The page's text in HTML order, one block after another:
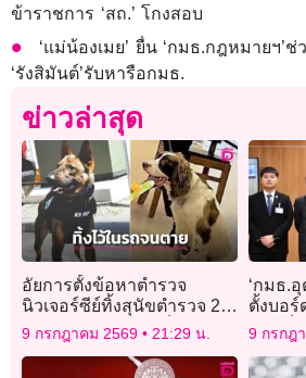
ข้าราชการ ‘สถ.’ โกงสอบ
‘แม่น้องเมย’ ยื่น ‘กมธ.กฎหมายฯ’
‘รังสิมันต์’รับหารือกมธ.
ข่าวล่าสุด
อัยการตั้งข้อหาตำรวจ
นิวเจอร์ซีย์ทิ้งสุนัขตำรวจ 2
ตัวทนร้อนในรถปิดล็อกนาน
7 ชั่วโมงจนดับอนาถ
9 กรกฎาคม 2569 21:29 น.
‘กมธ.อุ
ตั้งบอร์
ประเด็
อ้อย ร้
120 บา
9 กรกฎ